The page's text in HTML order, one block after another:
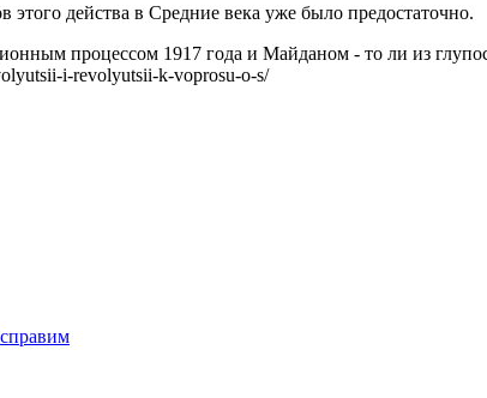
действа в Средние века уже было предостаточно.
процессом 1917 года и Майданом - то ли из
i-revolyutsii-k-voprosu-o-s/